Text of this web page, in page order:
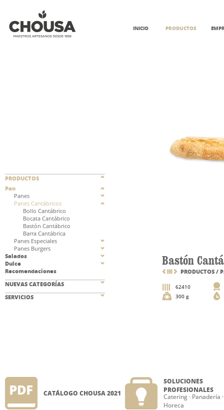
INICIO PRODUCTOS
PRODUCTOS
Pan
Panes
Panes Cantábricos
Bollo Cantábrico
Bocata Cantábrico
Bastón Cantábrico
Barra Cantábrica
Panes Especiales
Panes Burgers
Salados
Dulce
Recomendaciones
NUEVAS CATEGORÍAS
SERVICIOS
Bastón
PRODUCTOS /
62410
300 g
CATÁLOGO CHOUSA 2021
SOLUCIONES
PROFESIONALES
Catering · Panadería ·
Horeca